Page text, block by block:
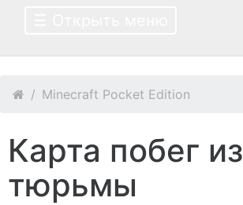
Minecraft Pocket Edition
Карта побег из
тюрьмы